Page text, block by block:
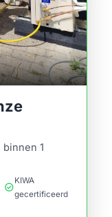
1
check_circle
KIWA
gecertificeerd